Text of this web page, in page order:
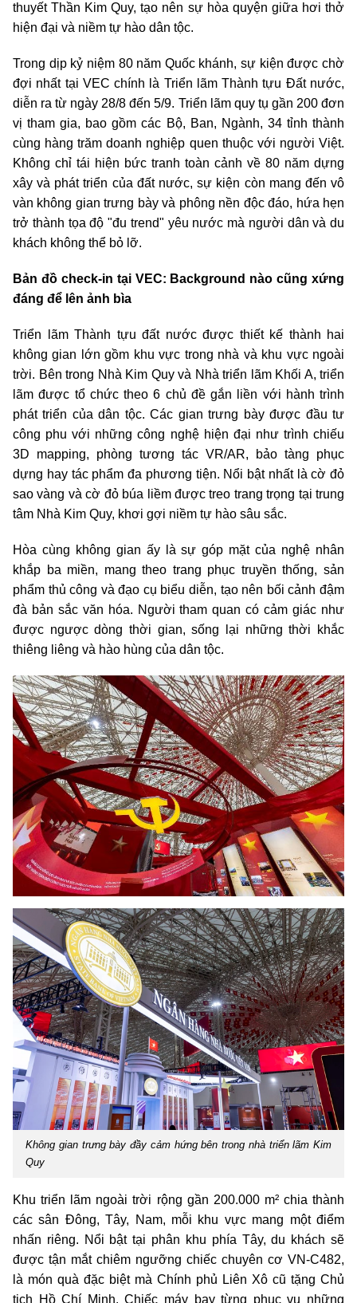
thuyết Thần Kim Quy, tạo nên sự hòa quyện giữa hơi thở
hiện đại và niềm tự hào dân tộc.
Trong dịp kỷ niệm 80 năm Quốc khánh, sự kiện được chờ
đợi nhất tại VEC chính là Triển lãm Thành tựu Đất nước,
diễn ra từ ngày 28/8 đến 5/9. Triển lãm quy tụ gần 200 đơn
vị tham gia, bao gồm các Bộ, Ban, Ngành, 34 tỉnh thành
cùng hàng trăm doanh nghiệp quen thuộc với người Việt.
Không chỉ tái hiện bức tranh toàn cảnh về 80 năm dựng
xây và phát triển của đất nước, sự kiện còn mang đến vô
vàn không gian trưng bày và phông nền độc đáo, hứa hẹn
trở thành tọa độ "đu trend" yêu nước mà người dân và du
khách không thể bỏ lỡ.
Bản đồ check-in tại VEC: Background nào cũng xứng
đáng để lên ảnh bìa
Triển lãm Thành tựu đất nước được thiết kế thành hai
không gian lớn gồm khu vực trong nhà và khu vực ngoài
trời. Bên trong Nhà Kim Quy và Nhà triển lãm Khối A, triển
lãm được tổ chức theo 6 chủ đề gắn liền với hành trình
phát triển của dân tộc. Các gian trưng bày được đầu tư
công phu với những công nghệ hiện đại như trình chiếu
3D mapping, phòng tương tác VR/AR, bảo tàng phục
dựng hay tác phẩm đa phương tiện. Nổi bật nhất là cờ đỏ
sao vàng và cờ đỏ búa liềm được treo trang trọng tại trung
tâm Nhà Kim Quy, khơi gợi niềm tự hào sâu sắc.
Hòa cùng không gian ấy là sự góp mặt của nghệ nhân
khắp ba miền, mang theo trang phục truyền thống, sản
phẩm thủ công và đạo cụ biểu diễn, tạo nên bối cảnh đậm
đà bản sắc văn hóa. Người tham quan có cảm giác như
được ngược dòng thời gian, sống lại những thời khắc
thiêng liêng và hào hùng của dân tộc.
Không gian trưng bày đầy cảm hứng bên trong nhà triển lãm Kim
Quy
Khu triển lãm ngoài trời rộng gần 200.000 m² chia thành
các sân Đông, Tây, Nam, mỗi khu vực mang một điểm
nhấn riêng. Nổi bật tại phân khu phía Tây, du khách sẽ
được tận mắt chiêm ngưỡng chiếc chuyên cơ VN-C482,
là món quà đặc biệt mà Chính phủ Liên Xô cũ tặng Chủ
tịch Hồ Chí Minh. Chiếc máy bay từng phục vụ những